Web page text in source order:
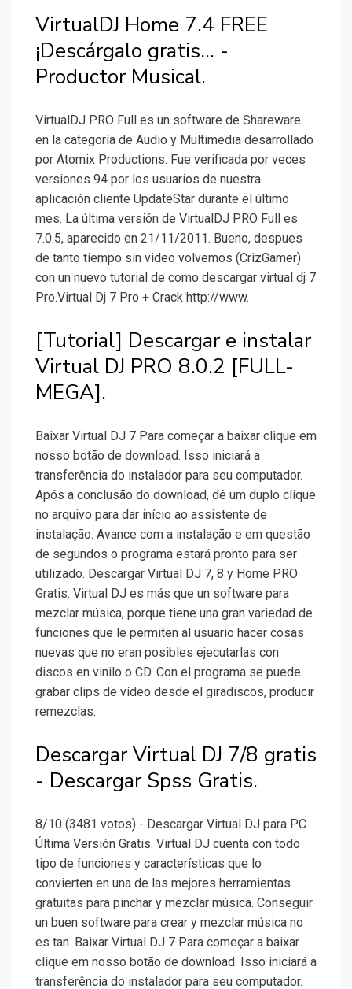
VirtualDJ Home 7.4 FREE
¡Descárgalo gratis... -
Productor Musical.
VirtualDJ PRO Full es un software de Shareware
en la categoría de Audio y Multimedia desarrollado
por Atomix Productions. Fue verificada por veces
versiones 94 por los usuarios de nuestra
aplicación cliente UpdateStar durante el último
mes. La última versión de VirtualDJ PRO Full es
7.0.5, aparecido en 21/11/2011. Bueno, despues
de tanto tiempo sin video volvemos (CrizGamer)
con un nuevo tutorial de como descargar virtual dj 7
Pro.Virtual Dj 7 Pro + Crack http://www.
[Tutorial] Descargar e instalar
Virtual DJ PRO 8.0.2 [FULL-
MEGA].
Baixar Virtual DJ 7 Para começar a baixar clique em
nosso botão de download. Isso iniciará a
transferência do instalador para seu computador.
Após a conclusão do download, dê um duplo clique
no arquivo para dar início ao assistente de
instalação. Avance com a instalação e em questão
de segundos o programa estará pronto para ser
utilizado. Descargar Virtual DJ 7, 8 y Home PRO
Gratis. Virtual DJ es más que un software para
mezclar música, porque tiene una gran variedad de
funciones que le permiten al usuario hacer cosas
nuevas que no eran posibles ejecutarlas con
discos en vinilo o CD. Con el programa se puede
grabar clips de vídeo desde el giradiscos, producir
remezclas.
Descargar Virtual DJ 7/8 gratis
- Descargar Spss Gratis.
8/10 (3481 votos) - Descargar Virtual DJ para PC
Última Versión Gratis. Virtual DJ cuenta con todo
tipo de funciones y características que lo
convierten en una de las mejores herramientas
gratuitas para pinchar y mezclar música. Conseguir
un buen software para crear y mezclar música no
es tan. Baixar Virtual DJ 7 Para começar a baixar
clique em nosso botão de download. Isso iniciará a
transferência do instalador para seu computador.